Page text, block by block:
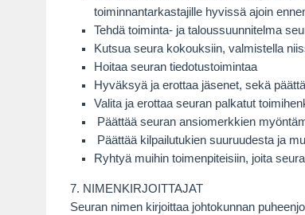
toiminnantarkastajille hyvissä ajoin
Tehdä toiminta- ja taloussuunnitelma
Kutsua seura kokouksiin, valmistella
Hoitaa seuran tiedotustoimintaa
Hyväksyä ja erottaa jäsenet, sekä
Valita ja erottaa seuran palkatut
Päättää seuran ansiomerkkien
Päättää kilpailutukien suuruudesta ja
Ryhtyä muihin toimenpiteisiin, joita
7. NIMENKIRJOITTAJAT
Seuran nimen kirjoittaa johtokunnan